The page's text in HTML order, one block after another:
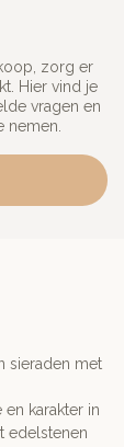
zorg er
Hier vind je
vragen en
nemen.
sieraden met
karakter in
edelstenen